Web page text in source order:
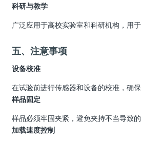
科研与教学
广泛应用于高校实验室和科研机构，用
五、注意事项
设备校准
在试验前进行传感器和设备的校准，确
样品固定
样品必须牢固夹紧，避免夹持不当导致的
加载速度控制